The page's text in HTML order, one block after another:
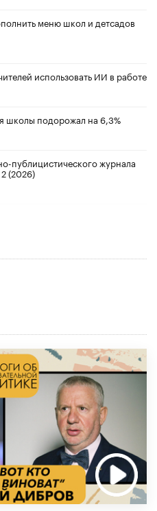
меню школ и детсадов
использовать ИИ в работе
школы подорожал на 6,3%
публицистического журнала
(2026)